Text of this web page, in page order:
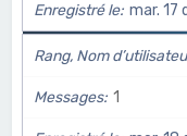
Enregistré le mar. 17
Rang, Nom
Messages 1